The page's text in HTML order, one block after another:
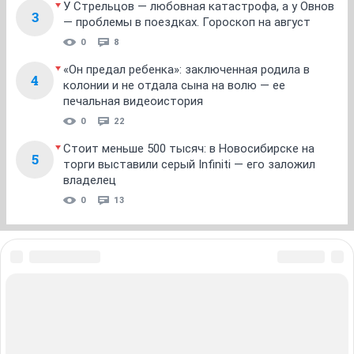
3
У Стрельцов — любовная катастрофа, а у Овнов
— проблемы в поездках. Гороскоп на август
0 8
4
«Он предал ребенка»: заключенная родила в
колонии и не отдала сына на волю — ее
печальная видеоистория
0 22
5
Стоит меньше 500 тысяч: в Новосибирске на
торги выставили серый Infiniti — его заложил
владелец
0 13